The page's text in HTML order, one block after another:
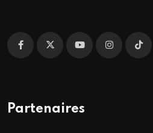
Partenaires